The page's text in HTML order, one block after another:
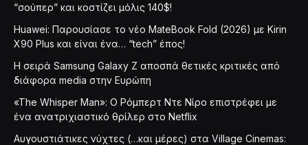
“σούπερ” και κοστίζει μόλις 140$!
Huawei: Παρουσίασε το νέο MateBook Fold (2026) με Kirin
X90 Plus και είναι ένα… “tech” έπος!
Η σειρά Samsung Galaxy Z αποσπά θετικές κριτικές από
διάφορα media στην Ευρώπη
«The Whisper Man»: Ο Ρόμπερτ Ντε Νίρο επιστρέφει με
ένα ανατριχιαστικό θρίλερ στο Netflix
Αυγουστιάτικες νύχτες (…και μέρες) στα Village Cinemas: